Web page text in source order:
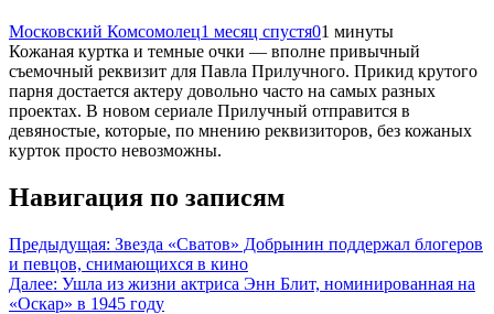
Московский Комсомолец1 месяц спустя01 минуты
Кожаная куртка и темные очки — вполне привычный
съемочный реквизит для Павла Прилучного. Прикид крутого
парня достается актеру довольно часто на самых разных
проектах. В новом сериале Прилучный отправится в
девяностые, которые, по мнению реквизиторов, без кожаных
курток просто невозможны.
Навигация по записям
Предыдущая: Звезда «Сватов» Добрынин поддержал блогеров
и певцов, снимающихся в кино
Далее: Ушла из жизни актриса Энн Блит, номинированная на
«Оскар» в 1945 году